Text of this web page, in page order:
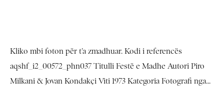
Kliko mbi foton për t’a zmadhuar. Kodi i referencës
aqshf_i2_00572_phn037 Titulli Festë e Madhe Autori Piro
Milkani & Jovan Kondakçi Viti 1973 Kategoria Fotografi nga...